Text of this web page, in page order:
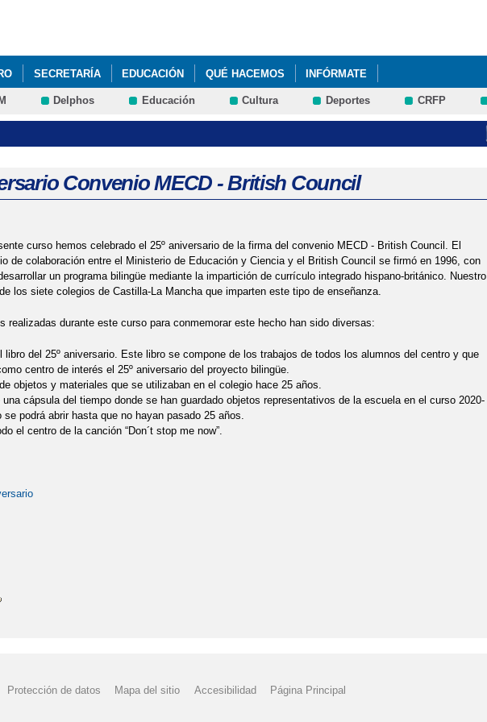
SECRETARÍA EDUCACIÓN QUÉ HACEMOS INFÓRMATE
Delphos Educación Cultura Deportes CRFP
Convenio MECD - British Council
curso hemos celebrado el 25º aniversario de la firma del convenio MECD - British Council. El
de colaboración entre el Ministerio de Educación y Ciencia y el British Council se firmó en 1996, con
un programa bilingüe mediante la impartición de currículo integrado hispano-británico. Nuestro
los siete colegios de Castilla-La Mancha que imparten este tipo de enseñanza.
realizadas durante este curso para conmemorar este hecho han sido diversas:
libro del 25º aniversario. Este libro se compone de los trabajos de todos los alumnos del centro y que
centro de interés el 25º aniversario del proyecto bilingüe.
objetos y materiales que se utilizaban en el colegio hace 25 años.
una cápsula del tiempo donde se han guardado objetos representativos de la escuela en el curso 2020-
se podrá abrir hasta que no hayan pasado 25 años.
el centro de la canción “Don´t stop me now”.
Protección de datos Mapa del sitio Accesibilidad Página Principal